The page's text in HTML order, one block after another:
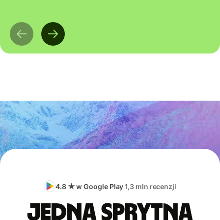
4.8 ★ w Google Play1,3 mln recenzji
Jedna sprytna